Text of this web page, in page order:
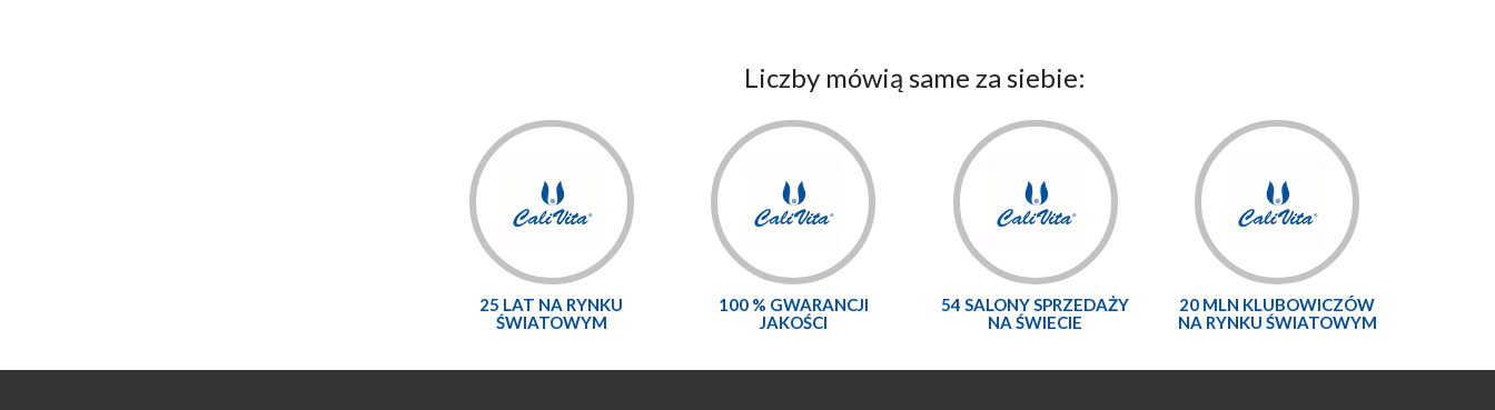
Liczby mówią same za siebie:
25 LAT NA RYNKU
ŚWIATOWYM
100 % GWARANCJI
JAKOŚCI
54 SALONY SPRZEDAŻY
NA ŚWIECIE
20 MLN KLUBOWICZÓW
NA RYNKU ŚWIATOWYM